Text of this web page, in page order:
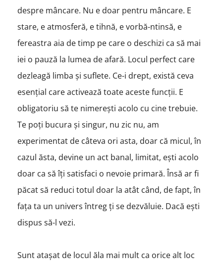
despre mâncare. Nu e doar pentru mâncare. E
stare, e atmosferă, e tihnă, e vorbă-ntinsă, e
fereastra aia de timp pe care o deschizi ca să mai
iei o pauză la lumea de afară. Locul perfect care
dezleagă limba și suflete. Ce-i drept, există ceva
esențial care activează toate aceste funcții. E
obligatoriu să te nimerești acolo cu cine trebuie.
Te poți bucura și singur, nu zic nu, am
experimentat de câteva ori asta, doar că micul, în
cazul ăsta, devine un act banal, limitat, ești acolo
doar ca să îți satisfaci o nevoie primară. Însă ar fi
păcat să reduci totul doar la atât când, de fapt, în
fața ta un univers întreg ți se dezvăluie. Dacă ești
dispus să-l vezi.
Sunt atașat de locul ăla mai mult ca orice alt loc